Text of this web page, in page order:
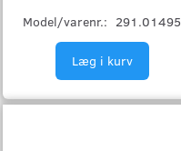
Model/varenr.: 291.01495
Læg i kurv